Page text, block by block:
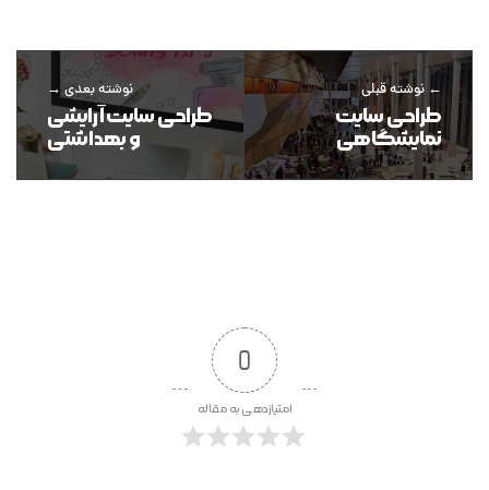
نوشته قبلی
طراحی سایت
نمایشگاهی
نوشته بعدی
طراحی سایت آرایشی
و بهداشتی
0
امتیازدهی به مقاله